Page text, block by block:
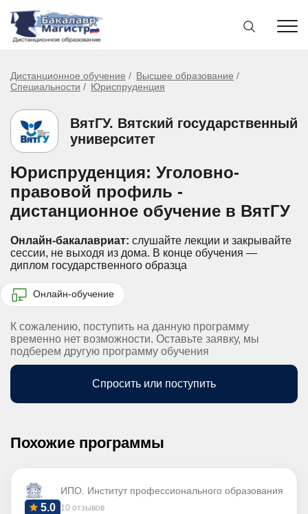
Дистанционное обучение
Высшее образование
Специальности
Юриспруденция
ВятГУ. Вятский государственный
университет
Юриспруденция: Уголовно-
правовой профиль -
дистанционное обучение в ВятГУ
Онлайн-бакалавриат: слушайте лекции и закрывайте
сессии, не выходя из дома. В конце обучения —
диплом государственного образца
Онлайн-обучение
К сожалению, поступить на данную программу
временно нет возможности. Оставьте заявку, мы
подберем другую программу обучения
Спросить или поступить
Похожие программы
ИПО. Институт профессионального образования
10 отзывов
5.0